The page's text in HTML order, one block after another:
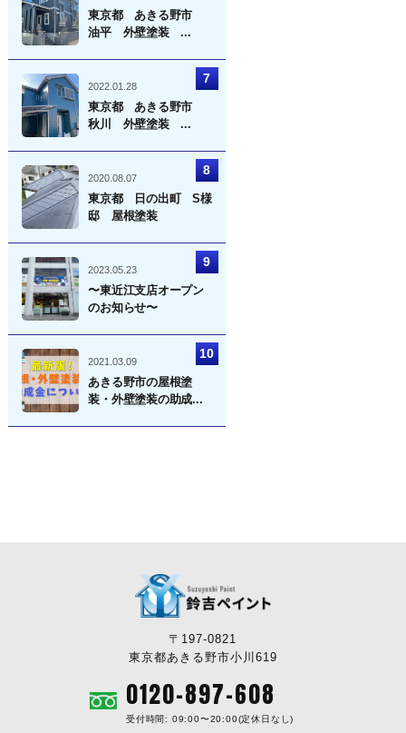
東京都 あきる野市
油平 外壁塗装 ...
2022.01.28
東京都 あきる野市
秋川 外壁塗装 ...
2020.08.07
東京都 日の出町 S様
邸 屋根塗装
2023.05.23
〜東近江支店オープン
のお知らせ〜
2021.03.09
あきる野市の屋根塗
装・外壁塗装の助成...
〒197-0821
東京都あきる野市小川619
0120-897-608
受付時間: 09:00〜20:00(定休日なし)